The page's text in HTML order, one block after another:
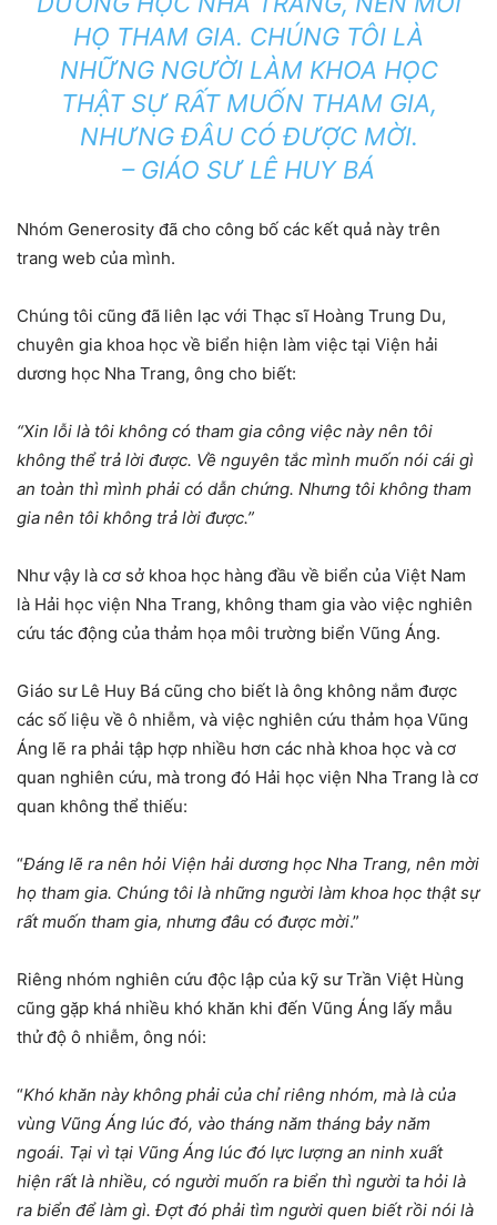
HỌ THAM GIA. CHÚNG TÔI LÀ
NHỮNG NGƯỜI LÀM KHOA HỌC
THẬT SỰ RẤT MUỐN THAM GIA,
NHƯNG ĐÂU CÓ ĐƯỢC MỜI.
– GIÁO SƯ LÊ HUY BÁ
Nhóm Generosity đã cho công bố các kết quả này trên
trang web của mình.
Chúng tôi cũng đã liên lạc với Thạc sĩ Hoàng Trung Du,
chuyên gia khoa học về biển hiện làm việc tại Viện hải
dương học Nha Trang, ông cho biết:
“Xin lỗi là tôi không có tham gia công việc này nên tôi
không thể trả lời được. Về nguyên tắc mình muốn nói cái gì
an toàn thì mình phải có dẫn chứng. Nhưng tôi không tham
gia nên tôi không trả lời được.”
Như vậy là cơ sở khoa học hàng đầu về biển của Việt Nam
là Hải học viện Nha Trang, không tham gia vào việc nghiên
cứu tác động của thảm họa môi trường biển Vũng Áng.
Giáo sư Lê Huy Bá cũng cho biết là ông không nắm được
các số liệu về ô nhiễm, và việc nghiên cứu thảm họa Vũng
Áng lẽ ra phải tập hợp nhiều hơn các nhà khoa học và cơ
quan nghiên cứu, mà trong đó Hải học viện Nha Trang là cơ
quan không thể thiếu:
“Đáng lẽ ra nên hỏi Viện hải dương học Nha Trang, nên mời
họ tham gia. Chúng tôi là những người làm khoa học thật sự
rất muốn tham gia, nhưng đâu có được mời.”
Riêng nhóm nghiên cứu độc lập của kỹ sư Trần Việt Hùng
cũng gặp khá nhiều khó khăn khi đến Vũng Áng lấy mẫu
thử độ ô nhiễm, ông nói:
“Khó khăn này không phải của chỉ riêng nhóm, mà là của
vùng Vũng Áng lúc đó, vào tháng năm tháng bảy năm
ngoái. Tại vì tại Vũng Áng lúc đó lực lượng an ninh xuất
hiện rất là nhiều, có người muốn ra biển thì người ta hỏi là
ra biển để làm gì. Đợt đó phải tìm người quen biết rồi nói là